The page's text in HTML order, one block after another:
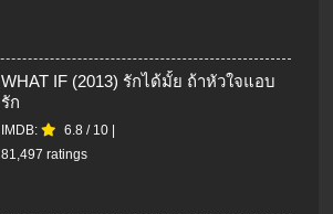
WHAT IF (2013) รักได้มั้ย ถ้าหัวใจแอบ
รัก
IMDB: 6.8 / 10
81,497 ratings